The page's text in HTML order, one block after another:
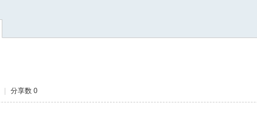
分享数 0